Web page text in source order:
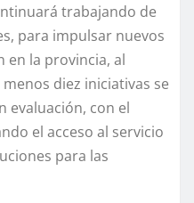
trabajando de
para impulsar nuevos
en la provincia, al
diez iniciativas se
evaluación, con el
el acceso al servicio
para las